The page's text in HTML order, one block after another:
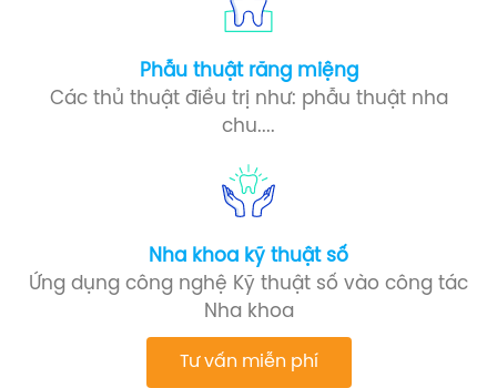
Phẫu thuật răng miệng​
Các thủ thuật điều trị như: phẫu thuật nha
chu....
Nha khoa kỹ thuật số
Ứng dụng công nghệ Kỹ thuật số vào công tác
Nha khoa
Tư vấn miễn phí